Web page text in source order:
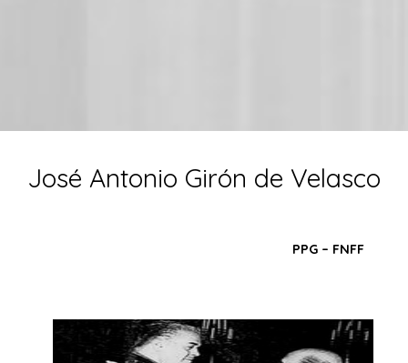
José Antonio Girón de Velasco
PPG – FNFF